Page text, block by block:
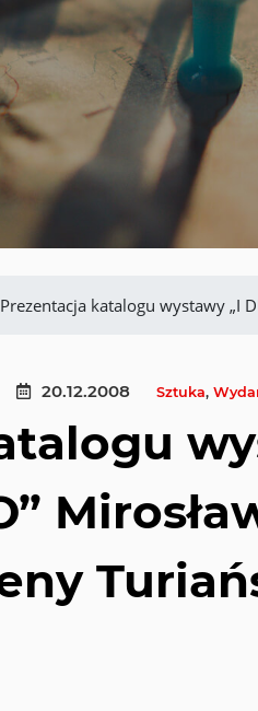
Prezentacja katalogu wystawy „I
20.12.2008 Sztuka,